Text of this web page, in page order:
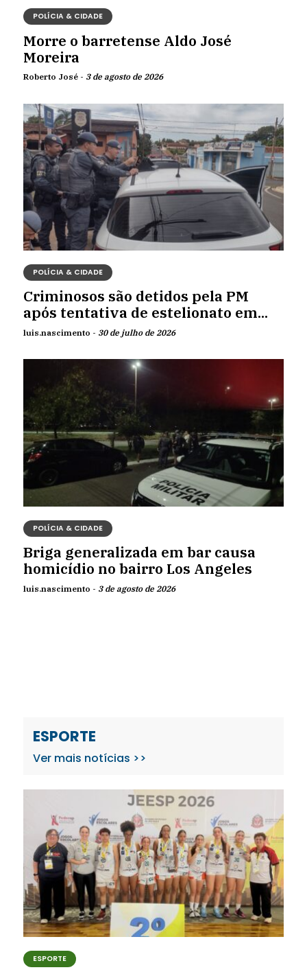
POLÍCIA & CIDADE
Morre o barretense Aldo José
Moreira
Roberto José - 3 de agosto de 2026
POLÍCIA & CIDADE
Criminosos são detidos pela PM
após tentativa de estelionato em...
luis.nascimento - 30 de julho de 2026
POLÍCIA & CIDADE
Briga generalizada em bar causa
homicídio no bairro Los Angeles
luis.nascimento - 3 de agosto de 2026
ESPORTE
Ver mais notícias >>
ESPORTE